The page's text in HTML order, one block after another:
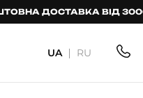
ДОСТАВКА ВІД 3000 ГРН.
UA RU